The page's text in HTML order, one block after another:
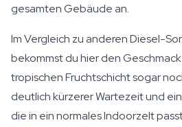
gesamten Gebäude an.
Im Vergleich zu anderen Diesel-
bekommst du hier den
tropischen Fruchtschicht sogar
deutlich kürzerer Wartezeit und
die in ein normales Indoorzelt